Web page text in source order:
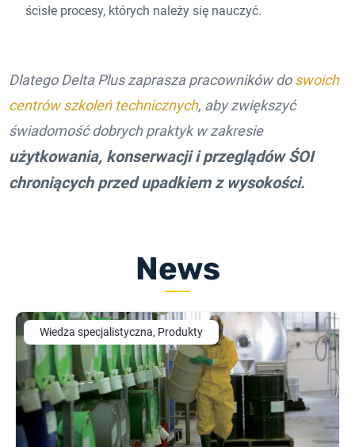
ścisłe procesy, których należy się nauczyć.
Dlatego Delta Plus zaprasza pracowników doswoich
centrów szkoleń technicznych, aby zwiększyć
świadomość dobrych praktyk w zakresie
użytkowania, konserwacji i przeglądów ŚOI
chroniących przed upadkiem z wysokości.
News
Wiedza specjalistyczna, Produkty